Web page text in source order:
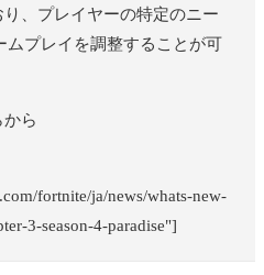
、プレイヤーの特定のニー
ムプレイを調整することが可
ら
fortnite/ja/news/whats-new-
3-season-4-paradise"]